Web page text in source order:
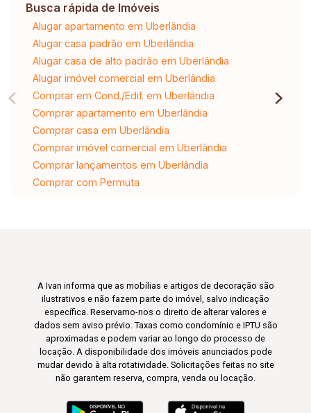
Busca rápida de Imóveis
Alugar apartamento em Uberlândia
Alugar casa padrão em Uberlândia
Alugar casa de alto padrão em Uberlândia
Alugar imóvel comercial em Uberlândia
Comprar em Cond./Edif. em Uberlândia
Comprar apartamento em Uberlândia
Comprar casa em Uberlândia
Comprar imóvel comercial em Uberlândia
Comprar lançamentos em Uberlândia
Comprar com Permuta
A Ivan informa que as mobílias e artigos de decoração são
ilustrativos e não fazem parte do imóvel, salvo indicação
específica. Reservamo-nos o direito de alterar valores e
dados sem aviso prévio. Taxas como condomínio e IPTU são
aproximadas e podem variar ao longo do processo de
locação. A disponibilidade dos imóveis anunciados pode
mudar devido à alta rotatividade. Solicitações feitas no site
não garantem reserva, compra, venda ou locação.